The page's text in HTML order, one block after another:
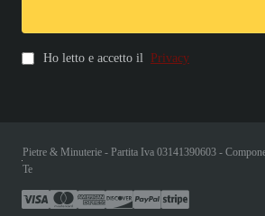
Ho letto e accetto il Privacy
Pietre & Minuterie - Partita Iva 03141390603 -
Te